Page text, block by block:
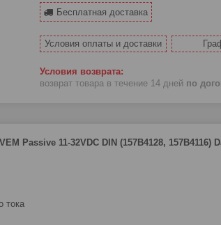
Бесплатная доставка
Условия оплаты и доставки
возврат товара в течение 14 дней по
Passive 11-32VDC DIN (157B4128, 157B4116)
тока